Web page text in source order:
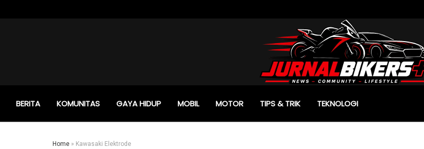
BERITA KOMUNITAS GAYA HIDUP MOBIL MOTOR TIPS & TRIK TEKNOLOGI
Home » Kawasaki Elektrode